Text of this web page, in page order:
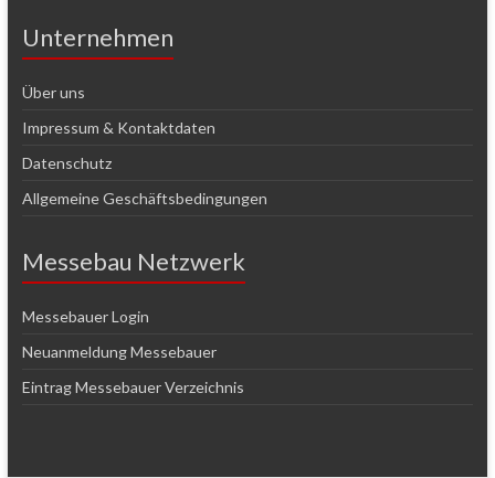
Unternehmen
Über uns
Impressum & Kontaktdaten
Datenschutz
Allgemeine Geschäftsbedingungen
Messebau Netzwerk
Messebauer Login
Neuanmeldung Messebauer
Eintrag Messebauer Verzeichnis